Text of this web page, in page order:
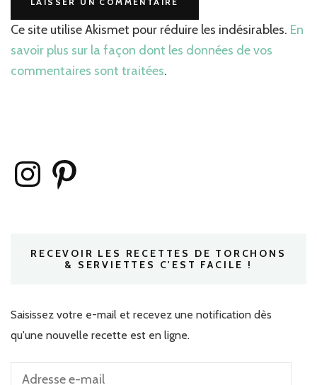
Ce site utilise Akismet pour réduire les indésirables. En
savoir plus sur la façon dont les données de vos
commentaires sont traitées.
InstagramPinterest
RECEVOIR LES RECETTES DE TORCHONS
& SERVIETTES C'EST FACILE !
Saisissez votre e-mail et recevez une notification dès
qu'une nouvelle recette est en ligne.
Adresse